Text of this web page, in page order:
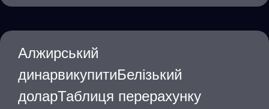
Алжирський
динарвикупитиБелізький
доларТаблиця перерахунку